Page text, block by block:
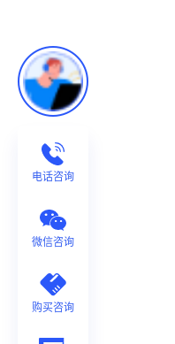
电话咨询
微信咨询
购买咨询